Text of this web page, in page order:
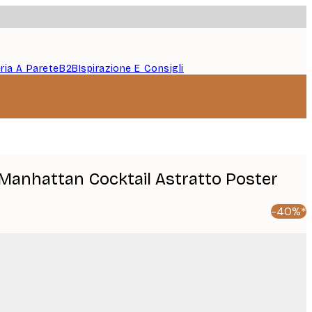
A PareteB2BIspirazione E Consigli
Cocktail Astratto Poster
-40%*